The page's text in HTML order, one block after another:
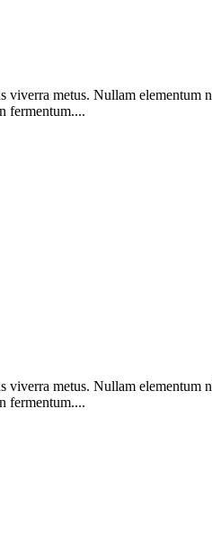
metus. Nullam
fermentum....
metus. Nullam
fermentum....